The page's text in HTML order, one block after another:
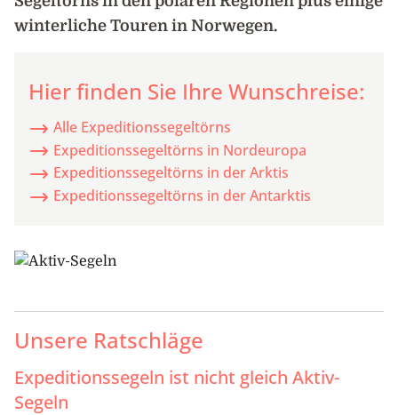
winterliche Touren in Norwegen.
Hier finden Sie Ihre Wunschreise:
Alle Expeditionssegeltörns
Expeditionssegeltörns in Nordeuropa
Expeditionssegeltörns in der Arktis
Expeditionssegeltörns in der Antarktis
Unsere Ratschläge
Expeditionssegeln ist nicht gleich Aktiv-
Segeln